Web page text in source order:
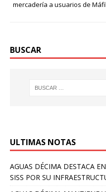
mercadería a usuarios de
BUSCAR
ULTIMAS NOTAS
AGUAS DÉCIMA DESTACA
SISS POR SU